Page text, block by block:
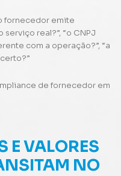
fornecedor emite
real?”, “o CNPJ
com a operação?”, “a
de fornecedor em
E VALORES
NO